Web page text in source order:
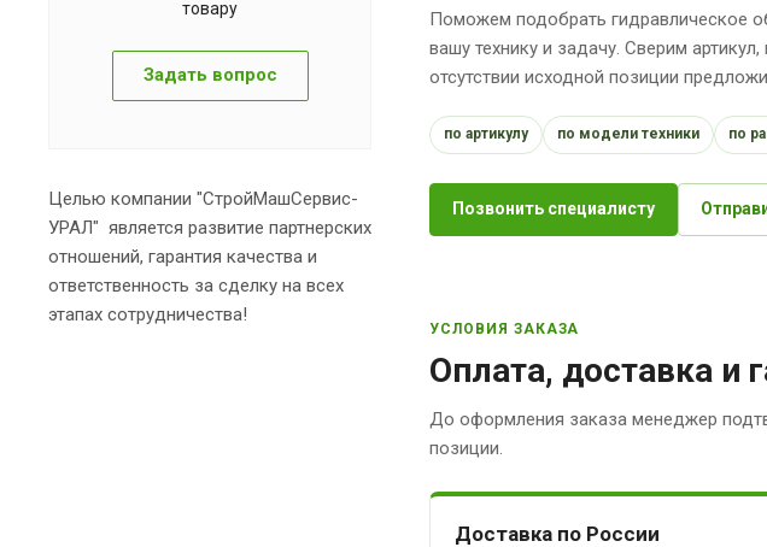
Поможем подобрать гидравлическое
вашу технику и задачу. Сверим
отсутствии исходной позиции
по артикулу по модели техники по
Позвонить специалисту
УСЛОВИЯ ЗАКАЗА
Оплата, доставка и
До оформления заказа менеджер
позиции.
Доставка по России
товару
Задать вопрос
Целью компании "СтройМашСервис-
УРАЛ" является развитие партнерских
отношений, гарантия качества и
ответственность за сделку на всех
этапах сотрудничества!